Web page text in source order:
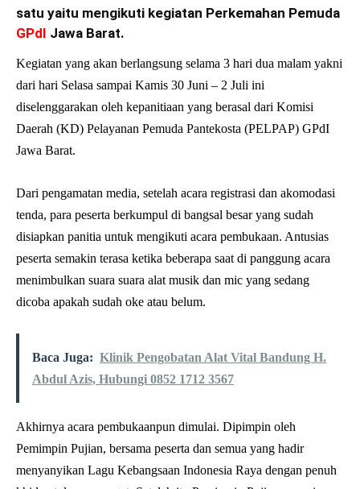
satu yaitu mengikuti kegiatan Perkemahan Pemuda
GPdI Jawa Barat.
Kegiatan yang akan berlangsung selama 3 hari dua malam yakni
dari hari Selasa sampai Kamis 30 Juni – 2 Juli ini
diselenggarakan oleh kepanitiaan yang berasal dari Komisi
Daerah (KD) Pelayanan Pemuda Pantekosta (PELPAP) GPdI
Jawa Barat.
Dari pengamatan media, setelah acara registrasi dan akomodasi
tenda, para peserta berkumpul di bangsal besar yang sudah
disiapkan panitia untuk mengikuti acara pembukaan. Antusias
peserta semakin terasa ketika beberapa saat di panggung acara
menimbulkan suara suara alat musik dan mic yang sedang
dicoba apakah sudah oke atau belum.
Baca Juga: Klinik Pengobatan Alat Vital Bandung H.
Abdul Azis, Hubungi 0852 1712 3567
Akhirnya acara pembukaanpun dimulai. Dipimpin oleh
Pemimpin Pujian, bersama peserta dan semua yang hadir
menyanyikan Lagu Kebangsaan Indonesia Raya dengan penuh